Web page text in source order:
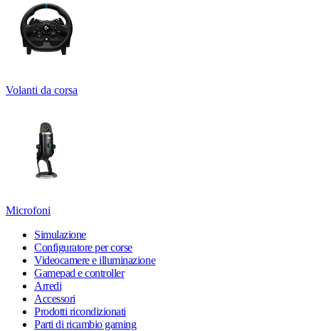
Volanti da corsa
Microfoni
Simulazione
Configuratore per corse
Videocamere e illuminazione
Gamepad e controller
Arredi
Accessori
Prodotti ricondizionati
Parti di ricambio gaming